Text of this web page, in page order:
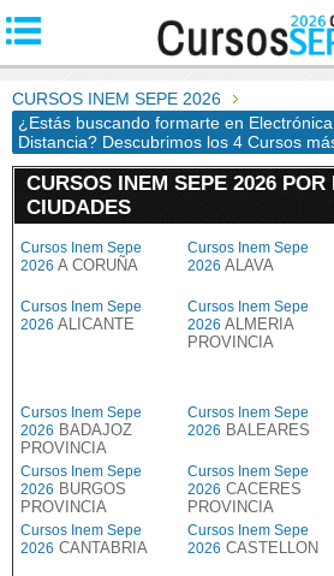
CURSOS INEM SEPE 2026
¿Estás buscando formarte en
Distancia? Descubrimos los 4 Cursos
CURSOS INEM SEPE 2026
CIUDADES
Cursos Inem Sepe
2026 A CORUÑA
Cursos Inem Sepe
2026 ALAVA
Cursos Inem Sepe
2026 ALICANTE
Cursos Inem Sepe
2026 ALMERIA
PROVINCIA
Cursos Inem Sepe
2026 BADAJOZ
PROVINCIA
Cursos Inem Sepe
2026 BALEARES
Cursos Inem Sepe
2026 BURGOS
PROVINCIA
Cursos Inem Sepe
2026 CACERES
PROVINCIA
Cursos Inem Sepe
2026 CANTABRIA
Cursos Inem Sepe
2026 CASTELLON